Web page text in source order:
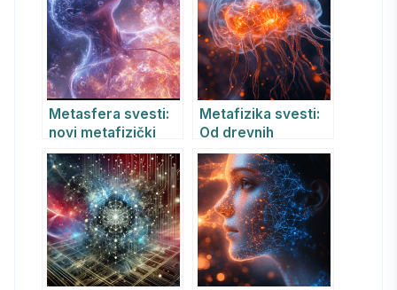
Metasfera svesti:
novi metafizički
model stvarnosti
Metafizika svesti:
Od drevnih
filozofija do
savremenih
neuronaučnih
otkrića